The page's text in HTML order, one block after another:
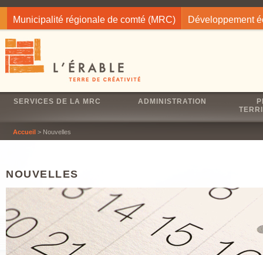
Municipalité régionale de comté (MRC) Développement
SERVICES DE LA MRC ADMINISTRATION
Accueil > Nouvelles
NOUVELLES